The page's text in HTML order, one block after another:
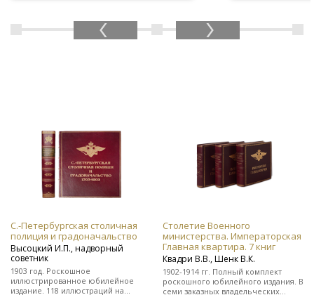
С.-Петербургская столичная
полиция и градоначальство
Высоцкий И.П., надворный
советник
1903 год. Роскошное
иллюстрированное юбилейное
издание. 118 иллюстраций на
Столетие Военного
министерства. Императорская
Главная квартира. 7 книг
Квадри В.В., Шенк В.К.
1902-1914 гг. Полный комплект
роскошного юбилейного издания. В
семи заказных владельческих